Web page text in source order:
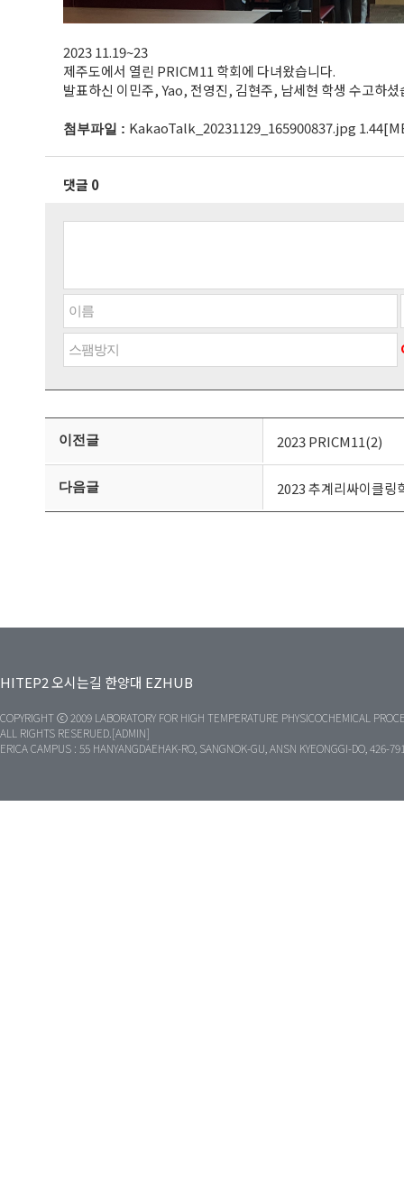
2023 11.19~23
제주도에서 열린 PRICM11 학회에 다녀왔습니다.
발표하신 이민주, Yao, 전영진, 김현주, 남세현 학생 수고하
첨부파일 : KakaoTalk_20231129_165900837.jpg
댓글 0
이전글 2023 PRICM11(2)
다음글 2023 추계리싸이클링
HITEP2오시는길 한양대 EZHUB
COPYRIGHT ⓒ 2009 LABORATORY FOR HIGH TEMPERATURE PHYSICOCHEMICAL
ALL RIGHTS RESERUED.[ADMIN]
ERICA CAMPUS : 55 HANYANGDAEHAK-RO, SANGNOK-GU, ANSN KYEONGGI-DO, 426-